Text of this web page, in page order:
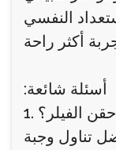
النفسي
:أسئلة شائعة
الفيلر؟
تناول وجبة